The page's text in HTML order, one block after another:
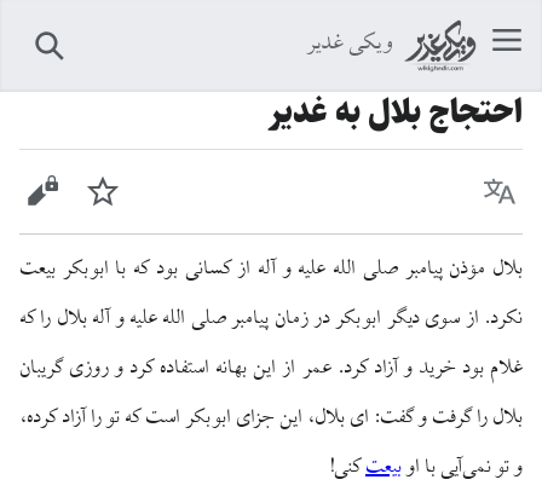
ویکی غدیر
احتجاج بلال به غدیر
زبان پیگیری
بلال مؤذن پیامبر صلی الله علیه و آله از کسانی بود که با ابوبکر بیعت
نکرد. از سوی دیگر ابوبکر در زمان پیامبر صلی الله علیه و آله بلال را که
غلام بود خرید و آزاد کرد. عمر از این بهانه استفاده کرد و روزی گریبان
بلال را گرفت و گفت: ای بلال، این جزای ابوبکر است که تو را آزاد کرده،
و تو نمی‌آیی با اوبیعتکنی!